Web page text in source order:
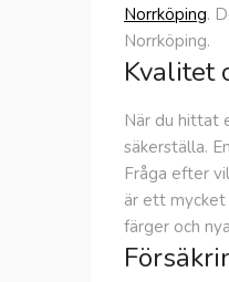
Norrköping.
Norrköping.
Kvalitet
När du hittat
säkerställa.
Fråga efter
är ett mycket
färger och